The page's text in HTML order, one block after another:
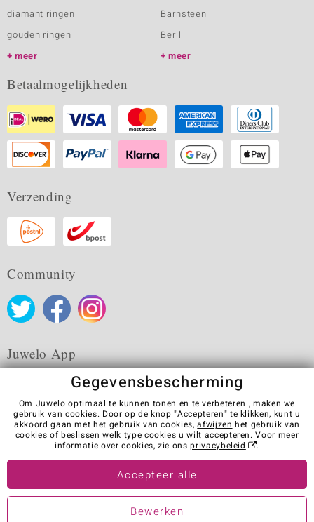
diamant ringen
gouden ringen
meer
Barnsteen
Beril
meer
Betaalmogelijkheden
Verzending
Community
Juwelo App
Algemene verkoopvoorwaarden Privacybeleid
Cookies
Colofon
Contact
Contract herroepen
Visit our stores in other countries:
© Juwelo Deutschland GmbH (Een onderneming van de elumeo SE)
Gegevensbescherming
Om Juwelo optimaal te kunnen tonen en te verbeteren , maken we
gebruik van cookies. Door op de knop "Accepteren" te klikken, kunt u
akkoord gaan met het gebruik van cookies,afwijzen het gebruik van
cookies of beslissen welk type cookies u wilt accepteren. Voor meer
informatie over cookies, zie onsprivacybeleid .
Accepteer alle
Bewerken